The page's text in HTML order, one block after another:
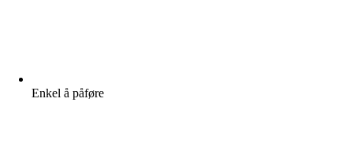
Enkel å påføre